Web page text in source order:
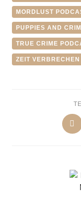
MORDLUST
PUPPIES AND
TRUE CRIME
ZEIT VERBRECHEN